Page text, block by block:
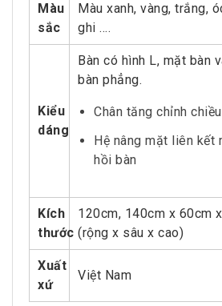
Màu
sắc
Màu xanh, vàng, trắng,
ghi ….
Kiểu
dáng
Bàn có hình L, mặt bàn
bàn phẳng.
Chân tăng chỉnh
Hệ nâng mặt liên kết
hồi bàn
Kích
thước
120cm, 140cm x 60cm
(rộng x sâu x cao)
Xuất
xứ
Việt Nam